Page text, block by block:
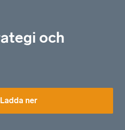
och
Ladda ner